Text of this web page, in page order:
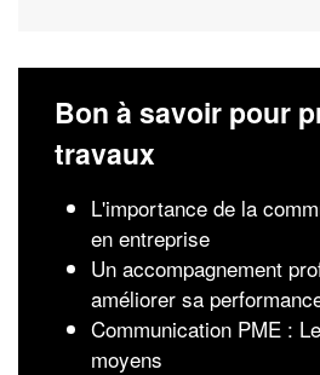
Bon à savoir pour
travaux
L'importance de la
en entreprise
Un accompagnement
améliorer sa
Communication PME :
moyens